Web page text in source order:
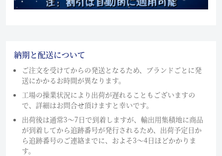
納期と配送について
ご注文を受けてからの発送となるため、ブランドごとに発
送にかかるお時間が異なります。
工場の操業状況により出荷が遅れることもございますの
で、詳細はお問合せ頂けますと幸いです。
出荷後は通常3～7日で到着しますが、輸出用集積地に商品
が到着してから追跡番号が発行されるため、出荷予定日か
ら追跡番号のご連絡までに、およそ3〜4日ほどかかりま
す。